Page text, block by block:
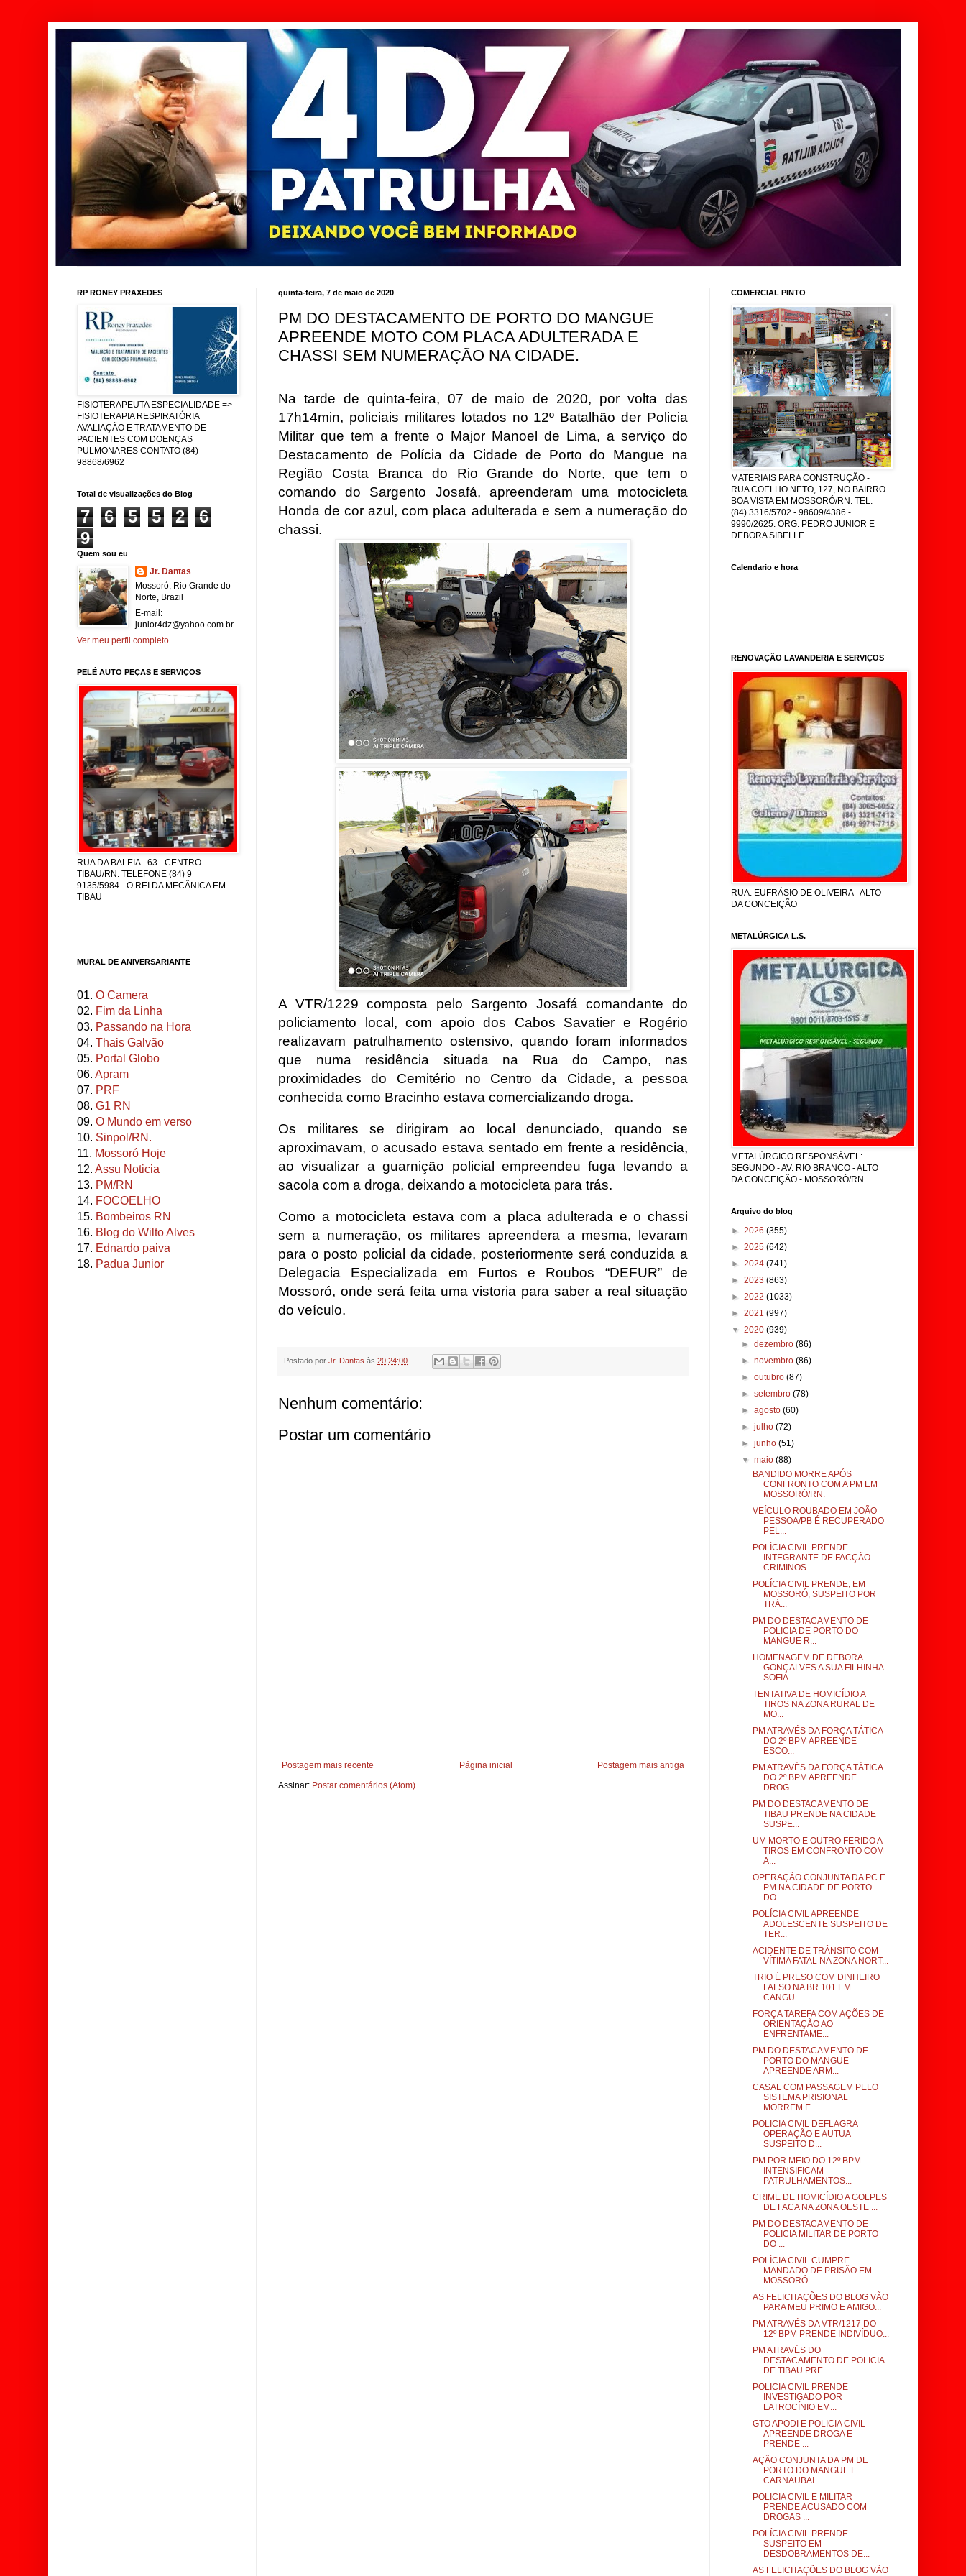
quinta-feira, 7 de maio de 2020
PM DO DESTACAMENTO DE PORTO DO MANGUE
APREENDE MOTO COM PLACA ADULTERADA E
CHASSI SEM NUMERAÇÃO NA CIDADE.
Na tarde de quinta-feira, 07 de maio de 2020, por volta das
17h14min, policiais militares lotados no 12º Batalhão der Policia
Militar que tem a frente o Major Manoel de Lima, a serviço do
Destacamento de Polícia da Cidade de Porto do Mangue na
Região Costa Branca do Rio Grande do Norte, que tem o
comando do Sargento Josafá, apreenderam uma motocicleta
Honda de cor azul, com placa adulterada e sem a numeração do
chassi.
A VTR/1229 composta pelo Sargento Josafá comandante do
policiamento local, com apoio dos Cabos Savatier e Rogério
realizavam patrulhamento ostensivo, quando foram informados
que numa residência situada na Rua do Campo, nas
proximidades do Cemitério no Centro da Cidade, a pessoa
conhecida como Bracinho estava comercializando droga.
Os militares se dirigiram ao local denunciado, quando se
aproximavam, o acusado estava sentado em frente a residência,
ao visualizar a guarnição policial empreendeu fuga levando a
sacola com a droga, deixando a motocicleta para trás.
Como a motocicleta estava com a placa adulterada e o chassi
sem a numeração, os militares apreendera a mesma, levaram
para o posto policial da cidade, posteriormente será conduzida a
Delegacia Especializada em Furtos e Roubos “DEFUR” de
Mossoró, onde será feita uma vistoria para saber a real situação
do veículo.
Postado por Jr. Dantas às 20:24:00
Nenhum comentário:
Postar um comentário
Postagem mais recente Postagem mais antiga
Página inicial
Assinar: Postar comentários (Atom)
RP RONEY PRAXEDES
FISIOTERAPEUTA ESPECIALIDADE =>
FISIOTERAPIA RESPIRATÓRIA
AVALIAÇÃO E TRATAMENTO DE
PACIENTES COM DOENÇAS
PULMONARES CONTATO (84)
98868/6962
Total de visualizações do Blog
7 6 5 5 2
6
9
Quem sou eu
Jr. Dantas
Mossoró, Rio Grande do
Norte, Brazil
E-mail:
junior4dz@yahoo.com.br
Ver meu perfil completo
PELÉ AUTO PEÇAS E SERVIÇOS
RUA DA BALEIA - 63 - CENTRO -
TIBAU/RN. TELEFONE (84) 9
9135/5984 - O REI DA MECÂNICA EM
TIBAU
MURAL DE ANIVERSARIANTE
01. O Camera
02. Fim da Linha
03. Passando na Hora
04. Thais Galvão
05. Portal Globo
06. Apram
07. PRF
08. G1 RN
09. O Mundo em verso
10. Sinpol/RN.
11. Mossoró Hoje
12. Assu Noticia
13. PM/RN
14. FOCOELHO
15. Bombeiros RN
16. Blog do Wilto Alves
17. Ednardo paiva
18. Padua Junior
COMERCIAL PINTO
MATERIAIS PARA CONSTRUÇÃO -
RUA COELHO NETO, 127, NO BAIRRO
BOA VISTA EM MOSSORÓ/RN. TEL.
(84) 3316/5702 - 98609/4386 -
9990/2625. ORG. PEDRO JUNIOR E
DEBORA SIBELLE
Calendario e hora
RENOVAÇÃO LAVANDERIA E SERVIÇOS
RUA: EUFRÁSIO DE OLIVEIRA - ALTO
DA CONCEIÇÃO
METALÚRGICA L.S.
METALÚRGICO RESPONSÁVEL:
SEGUNDO - AV. RIO BRANCO - ALTO
DA CONCEIÇÃO - MOSSORÓ/RN
Arquivo do blog
► 2026 (355)
► 2025 (642)
► 2024 (741)
► 2023 (863)
► 2022 (1033)
► 2021 (997)
▼ 2020 (939)
►dezembro(86)
►novembro(86)
►outubro(87)
►setembro(78)
►agosto(60)
►julho(72)
►junho(51)
▼maio(88)
BANDIDO MORRE APÓS
CONFRONTO COM A PM EM
MOSSORÓ/RN.
VEÍCULO ROUBADO EM JOÃO
PESSOA/PB É RECUPERADO
PEL...
POLÍCIA CIVIL PRENDE
INTEGRANTE DE FACÇÃO
CRIMINOS...
POLÍCIA CIVIL PRENDE, EM
MOSSORÓ, SUSPEITO POR
TRÁ...
PM DO DESTACAMENTO DE
POLICIA DE PORTO DO
MANGUE R...
HOMENAGEM DE DEBORA
GONÇALVES A SUA FILHINHA
SOFIA...
TENTATIVA DE HOMICÍDIO A
TIROS NA ZONA RURAL DE
MO...
PM ATRAVÉS DA FORÇA TÁTICA
DO 2º BPM APREENDE
ESCO...
PM ATRAVÉS DA FORÇA TÁTICA
DO 2º BPM APREENDE
DROG...
PM DO DESTACAMENTO DE
TIBAU PRENDE NA CIDADE
SUSPE...
UM MORTO E OUTRO FERIDO A
TIROS EM CONFRONTO COM
A...
OPERAÇÃO CONJUNTA DA PC E
PM NA CIDADE DE PORTO
DO...
POLÍCIA CIVIL APREENDE
ADOLESCENTE SUSPEITO DE
TER...
ACIDENTE DE TRÂNSITO COM
VÍTIMA FATAL NA ZONA NORT...
TRIO É PRESO COM DINHEIRO
FALSO NA BR 101 EM
CANGU...
FORÇA TAREFA COM AÇÕES DE
ORIENTAÇÃO AO
ENFRENTAME...
PM DO DESTACAMENTO DE
PORTO DO MANGUE
APREENDE ARM...
CASAL COM PASSAGEM PELO
SISTEMA PRISIONAL
MORREM E...
POLICIA CIVIL DEFLAGRA
OPERAÇÃO E AUTUA
SUSPEITO D...
PM POR MEIO DO 12º BPM
INTENSIFICAM
PATRULHAMENTOS...
CRIME DE HOMICÍDIO A GOLPES
DE FACA NA ZONA OESTE ...
PM DO DESTACAMENTO DE
POLICIA MILITAR DE PORTO
DO ...
POLÍCIA CIVIL CUMPRE
MANDADO DE PRISÃO EM
MOSSORÓ
AS FELICITAÇÕES DO BLOG VÃO
PARA MEU PRIMO E AMIGO...
PM ATRAVÉS DA VTR/1217 DO
12º BPM PRENDE INDIVÍDUO...
PM ATRAVÉS DO
DESTACAMENTO DE POLICIA
DE TIBAU PRE...
POLICIA CIVIL PRENDE
INVESTIGADO POR
LATROCÍNIO EM...
GTO APODI E POLICIA CIVIL
APREENDE DROGA E
PRENDE ...
AÇÃO CONJUNTA DA PM DE
PORTO DO MANGUE E
CARNAUBAI...
POLICIA CIVIL E MILITAR
PRENDE ACUSADO COM
DROGAS ...
POLÍCIA CIVIL PRENDE
SUSPEITO EM
DESDOBRAMENTOS DE...
AS FELICITAÇÕES DO BLOG VÃO